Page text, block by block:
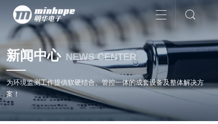
新闻中心 NEWS CENTER
为环境监测工作提供软硬结合、管控一体的成套设备及整体解决方
案！